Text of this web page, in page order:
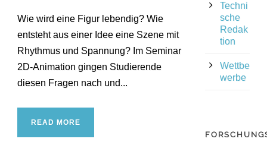
Wie wird eine Figur lebendig? Wie
entsteht aus einer Idee eine Szene mit
Rhythmus und Spannung? Im Seminar
2D-Animation gingen Studierende
diesen Fragen nach und...
READ MORE
Techni
sche
Redak
tion
Wettbe
werbe